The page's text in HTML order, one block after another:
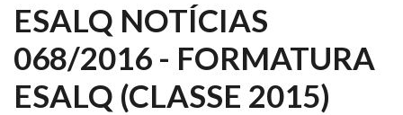
ESALQ NOTÍCIAS
068/2016 - FORMATURA
ESALQ (CLASSE 2015)